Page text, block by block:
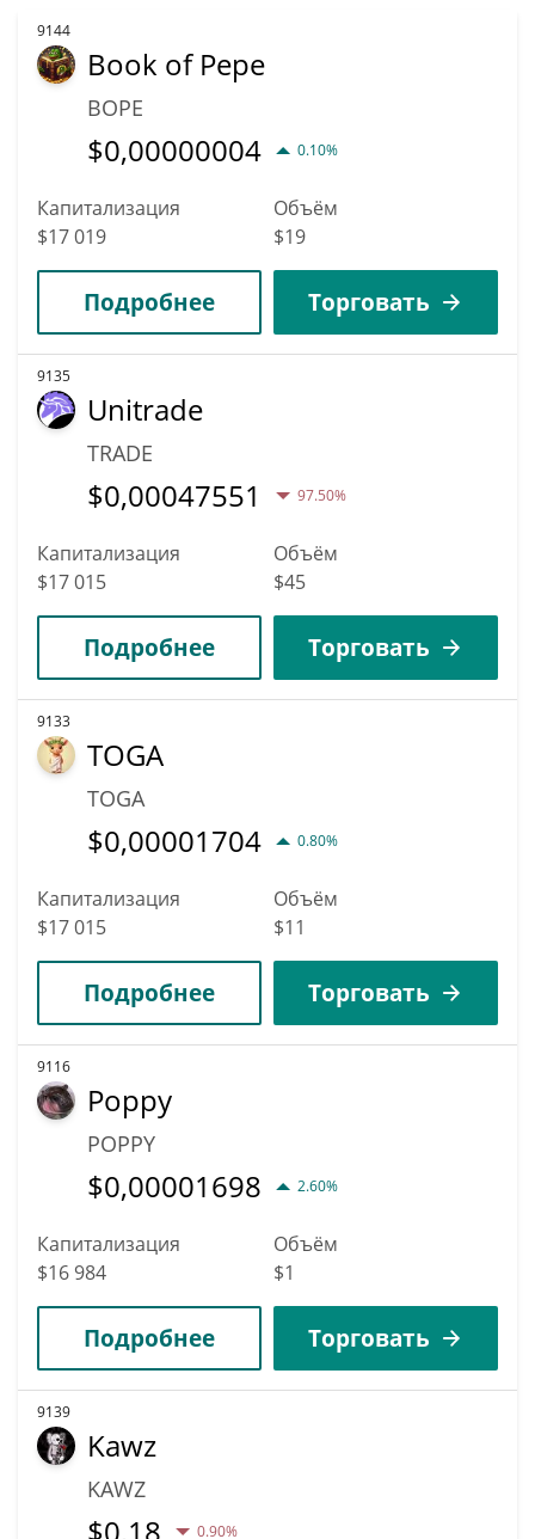
9144
Book of Pepe
BOPE
$0,00000004 0.10%
Капитализация
$17 019
Объём
$19
Подробнее Торговать
9135
Unitrade
TRADE
$0,00047551 97.50%
Капитализация
$17 015
Объём
$45
Подробнее Торговать
9133
TOGA
TOGA
$0,00001704 0.80%
Капитализация
$17 015
Объём
$11
Подробнее Торговать
9116
Poppy
POPPY
$0,00001698 2.60%
Капитализация
$16 984
Объём
$1
Подробнее Торговать
9139
Kawz
KAWZ
$0,18 0.90%